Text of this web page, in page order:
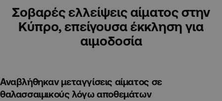
Σοβαρές ελλείψεις αίματος στην
Κύπρο, επείγουσα έκκληση για
αιμοδοσία
Αναβλήθηκαν μεταγγίσεις αίματος σε
θαλασσαιμικούς λόγω αποθεμάτων